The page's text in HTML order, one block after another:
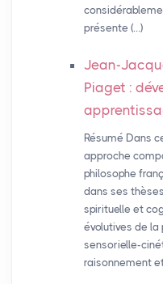
présente (…)
Jean-
Piaget :
Résumé Dans
approche
philosophe
dans ses
spirituelle et
évolutives de la
sensorielle-
raisonnement